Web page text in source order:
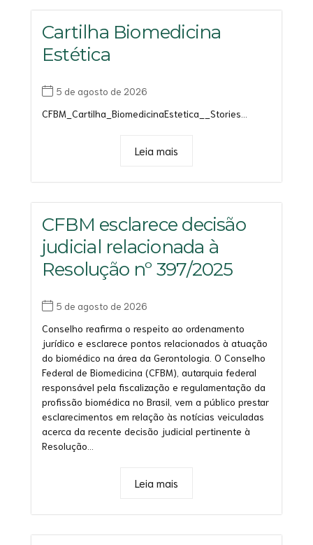
Cartilha Biomedicina
Estética
5 de agosto de 2026
CFBM_Cartilha_BiomedicinaEstetica__Stories...
Leia mais
CFBM esclarece decisão
judicial relacionada à
Resolução nº 397/2025
5 de agosto de 2026
Conselho reafirma o respeito ao ordenamento
jurídico e esclarece pontos relacionados à atuação
do biomédico na área da Gerontologia. O Conselho
Federal de Biomedicina (CFBM), autarquia federal
responsável pela fiscalização e regulamentação da
profissão biomédica no Brasil, vem a público prestar
esclarecimentos em relação às notícias veiculadas
acerca da recente decisão judicial pertinente à
Resolução...
Leia mais